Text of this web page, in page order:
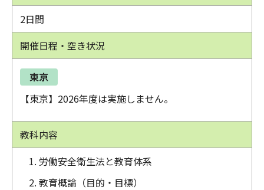
2日間
開催日程・空き状況
東京
【東京】2026年度は実施しません。
教科内容
労働安全衛生法と教育体系
教育概論（目的・目標）